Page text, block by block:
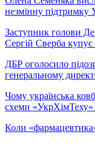
незмінну підтримку
Заступник голови
Сергій Сверба купує
ДБР оголосило
генеральному
Чому українська
схеми «УкрХімТеху»
Коли